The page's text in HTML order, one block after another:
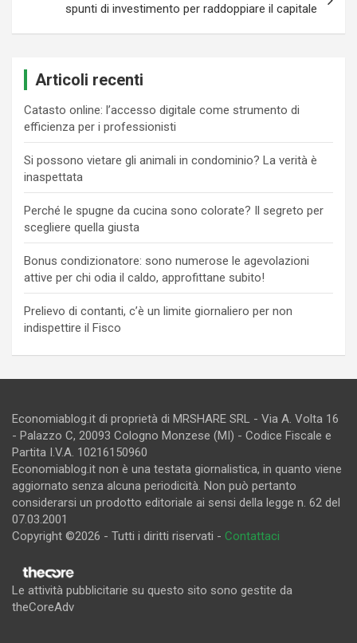
spunti di investimento per raddoppiare il capitale
Articoli recenti
Catasto online: l’accesso digitale come strumento di
efficienza per i professionisti
Si possono vietare gli animali in condominio? La verità è
inaspettata
Perché le spugne da cucina sono colorate? Il segreto per
scegliere quella giusta
Bonus condizionatore: sono numerose le agevolazioni
attive per chi odia il caldo, approfittane subito!
Prelievo di contanti, c’è un limite giornaliero per non
indispettire il Fisco
Economiablog.it di proprietà di MRSHARE SRL - Via A. Volta 16
- Palazzo C, 20093 Cologno Monzese (MI) - Codice Fiscale e
Partita I.V.A. 10216150960
Economiablog.it non è una testata giornalistica, in quanto viene
aggiornato senza alcuna periodicità. Non può pertanto
considerarsi un prodotto editoriale ai sensi della legge n. 62 del
07.03.2001
Copyright ©2026 - Tutti i diritti riservati - Contattaci
Le attività pubblicitarie su questo sito sono gestite da
theCoreAdv